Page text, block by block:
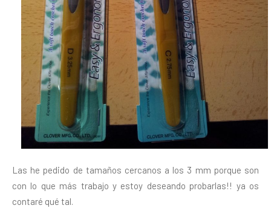
Las he pedido de tamaños cercanos a los 3 mm porque son
con lo que más trabajo y estoy deseando probarlas!! ya os
contaré qué tal.